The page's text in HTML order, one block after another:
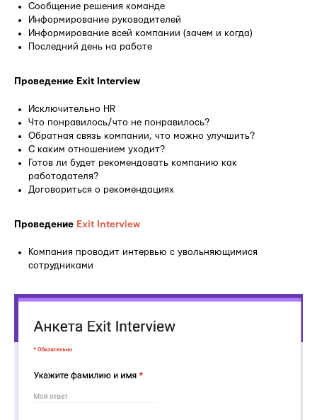
Сообщение решения команде
Информирование руководителей
Информирование всей компании (зачем и когда)
Последний день на работе
Проведение Exit Interview
Исключительно HR
Что понравилось/что не понравилось?
Обратная связь компании, что можно улучшить?
С каким отношением уходит?
Готов ли будет рекомендовать компанию как
работодателя?
Договориться о рекомендациях
Проведение Exit Interview
Компания проводит интервью с увольняющимися
сотрудниками